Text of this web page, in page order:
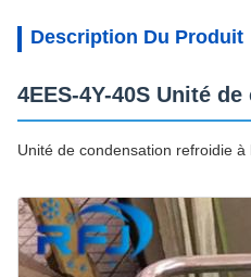
Description Du Produit
4EES-4Y-40S Unité
Unité de condensation refroidie